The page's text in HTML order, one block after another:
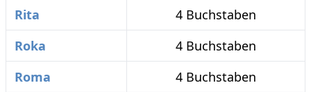
Rita
4 Buchstaben
Roka
4 Buchstaben
Roma
4 Buchstaben